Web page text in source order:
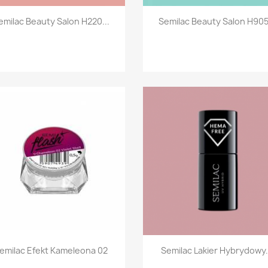
Szybki podgląd
Beauty Salon H220... Szybki podgląd
Semilac Beauty Salon
Szybki podgląd
Efekt Kameleona 02 Szybki podgląd
Semilac Lakier